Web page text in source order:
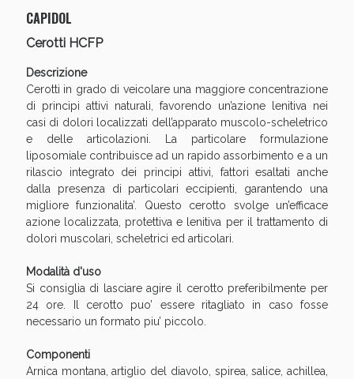
CAPIDOL
Cerotti HCFP
Descrizione
Cerotti in grado di veicolare una maggiore concentrazione
di principi attivi naturali, favorendo un’azione lenitiva nei
casi di dolori localizzati dell’apparato muscolo-scheletrico
e delle articolazioni. La particolare formulazione
liposomiale contribuisce ad un rapido assorbimento e a un
rilascio integrato dei principi attivi, fattori esaltati anche
dalla presenza di particolari eccipienti, garantendo una
migliore funzionalita’. Questo cerotto svolge un’efficace
azione localizzata, protettiva e lenitiva per il trattamento di
dolori muscolari, scheletrici ed articolari.
Modalità d'uso
Si consiglia di lasciare agire il cerotto preferibilmente per
24 ore. Il cerotto puo’ essere ritagliato in caso fosse
necessario un formato piu’ piccolo.
Componenti
Arnica montana, artiglio del diavolo, spirea, salice, achillea,